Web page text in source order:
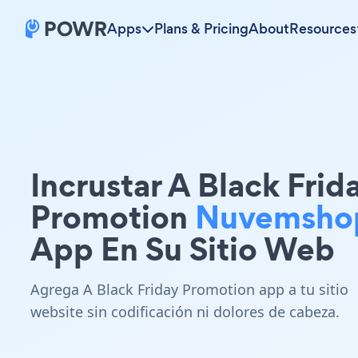
Apps Plans & PricingAboutResources
Incrustar A Black
Promotion
App En Su Sitio Web
Agrega A Black Friday Promotion app a tu sitio
website sin codificación ni dolores de cabeza.